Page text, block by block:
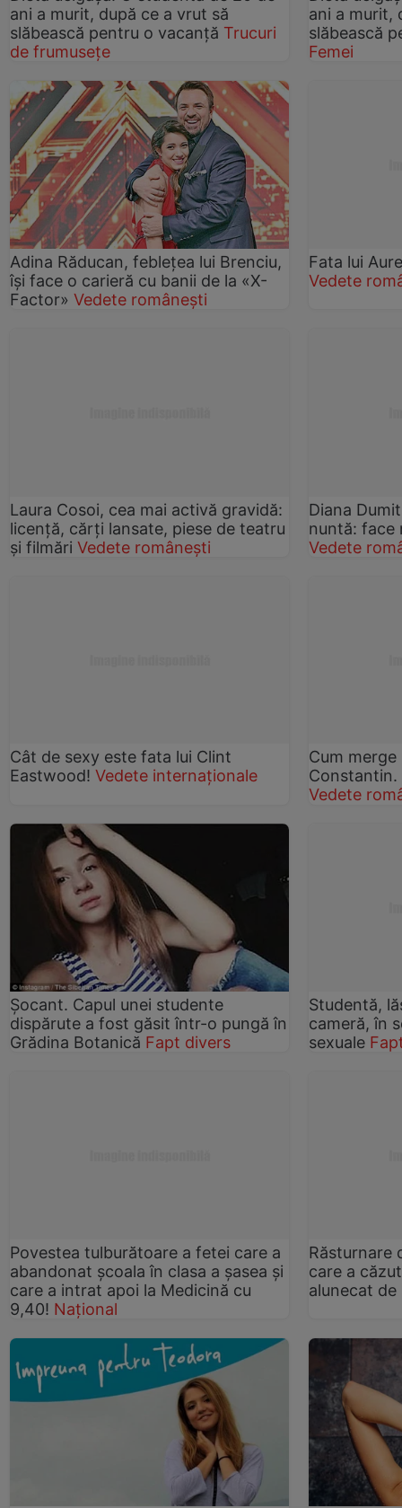
ani a murit, după ce a vrut să
slăbească pentru o vacanţă Trucuri
de frumusețe
ani a murit,
slăbească
Femei
Adina Răducan, feblețea lui Brenciu,
își face o carieră cu banii de la «X-
Factor» Vedete românești
Fata lui
Vedete
Laura Cosoi, cea mai activă gravidă:
licenţă, cărţi lansate, piese de teatru
şi filmări Vedete românești
Diana
nuntă: face
Vedete
Cât de sexy este fata lui Clint
Eastwood! Vedete internaționale
Cum
Constantin.
Vedete
Șocant. Capul unei studente
dispărute a fost găsit într-o pungă în
Grădina Botanică Fapt divers
Studentă,
cameră, în
sexuale
Povestea tulburătoare a fetei care a
abandonat şcoala în clasa a şasea şi
care a intrat apoi la Medicină cu
9,40! Național
Răsturnare
care a
alunecat